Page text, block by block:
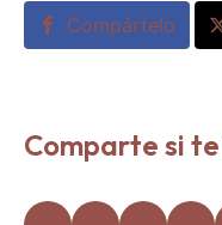
Compártelo
Comparte si